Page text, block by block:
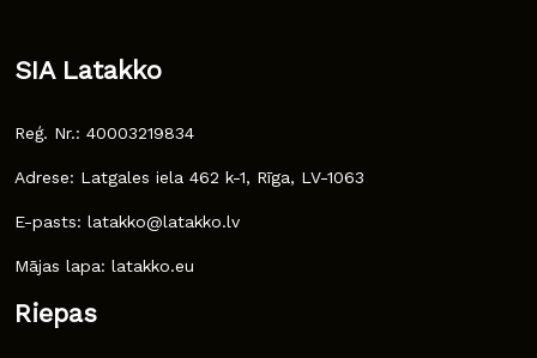
SIA Latakko
Reģ. Nr.: 40003219834
Adrese: Latgales iela 462 k-1, Rīga, LV-1063
E-pasts: latakko@latakko.lv
Mājas lapa: latakko.eu
Riepas